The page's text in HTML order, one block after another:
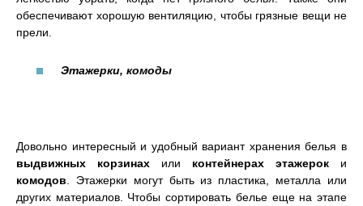
обеспечивают хорошую вентиляцию, чтобы грязные вещи не
прели.
Этажерки, комоды
Довольно интересный и удобный вариант хранения белья в
выдвижных корзинах или контейнерах этажерок и
комодов . Этажерки могут быть из пластика, металла или
других материалов. Чтобы сортировать белье еще на этапе